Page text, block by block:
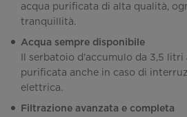
acqua purificata di alta qualità,
tranquillità.
Acqua sempre disponibile
Il serbatoio d'accumulo da 3,5 litri
purificata anche in caso di
elettrica.
Filtrazione avanzata e completa